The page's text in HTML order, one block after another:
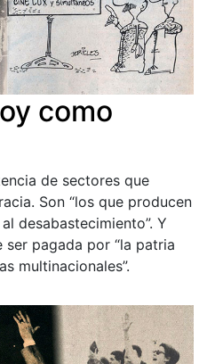
como
de sectores que
Son “los que producen
desabastecimiento”. Y
pagada por “la patria
multinacionales”.